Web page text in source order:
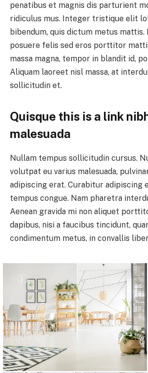
penatibus et magnis dis parturient
ridiculus mus. Integer tristique elit
bibendum, quis dictum metus mattis.
posuere felis sed eros porttitor
massa magna, tempor in blandit id,
Aliquam laoreet nisl massa, at
sollicitudin et.
Quisque this is a link
malesuada
Nullam tempus sollicitudin cursus.
volutpat eu varius malesuada,
adipiscing erat. Curabitur adipiscing
tempus congue. Nam pharetra
Aenean gravida mi non aliquet
dapibus, nisi a faucibus tincidunt,
condimentum metus, in convallis